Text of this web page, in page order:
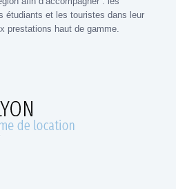
étudiants et les touristes dans leur
prestations haut de gamme.